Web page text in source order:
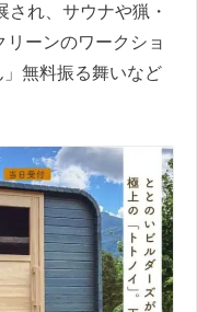
され、サウナや猟・
ーンのワークショ
無料振る舞いなど